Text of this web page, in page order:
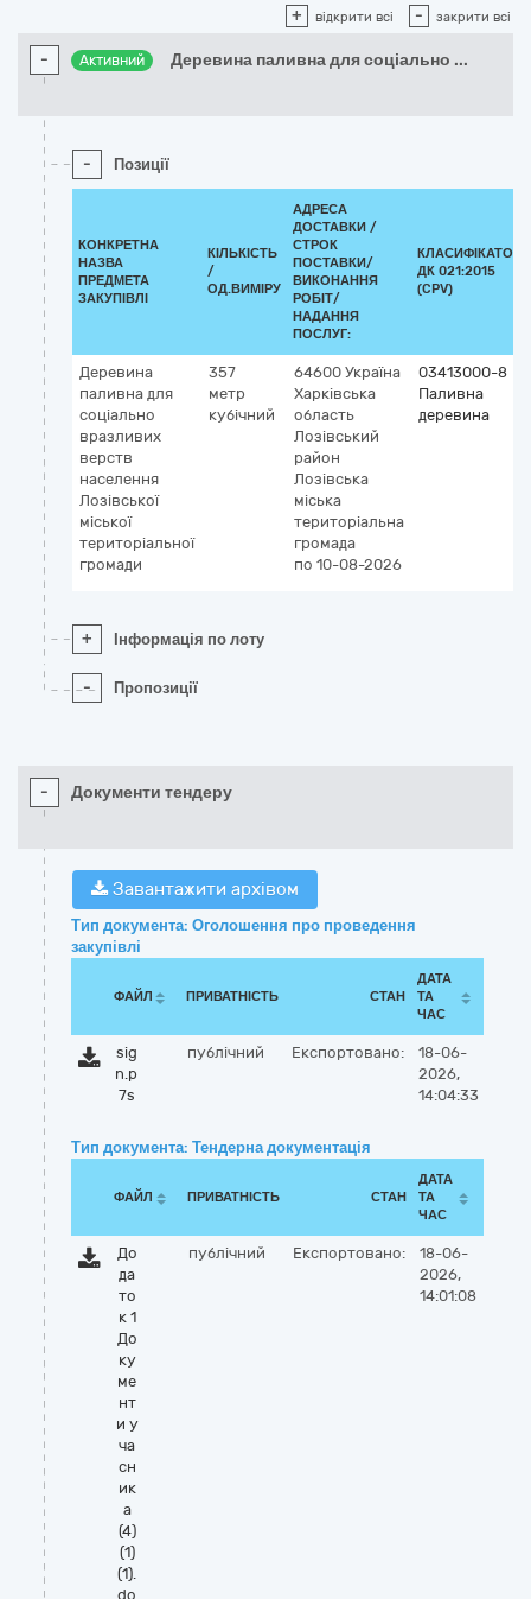
+ відкрити всі - закрити всі
- Активний Деревина паливна для соціально ...
- Позиції
КОНКРЕТНА
НАЗВА
ПРЕДМЕТА
ЗАКУПІВЛІ
КІЛЬКІСТЬ
/
ОД.ВИМІРУ
АДРЕСА
ДОСТАВКИ /
СТРОК
ПОСТАВКИ/
ВИКОНАННЯ
РОБІТ/
НАДАННЯ
ПОСЛУГ:
КЛАСИФІКАТОР
ДК 021:2015
(CPV)
Деревина
паливна для
соціально
вразливих
верств
населення
Лозівської
міської
територіальної
громади
357
метр
кубічний
64600 Україна
Харківська
область
Лозівський
район
Лозівська
міська
територіальна
громада
по 10-08-2026
03413000-8
Паливна
деревина
+ Інформація по лоту
- Пропозиції
- Документи тендеру
Завантажити архівом
Тип документа: Оголошення про проведення
закупівлі
ФАЙЛ ПРИВАТНІСТЬ СТАН
ДАТА
ТА
ЧАС
sig
n.p
7s
публічний Експортовано:
18-06-
2026,
14:04:33
Тип документа: Тендерна документація
ФАЙЛ ПРИВАТНІСТЬ СТАН
ДАТА
ТА
ЧАС
До
да
то
к 1
До
ку
ме
нт
и у
ча
сн
ик
а
(4)
(1)
(1).
do
публічний Експортовано:
18-06-
2026,
14:01:08